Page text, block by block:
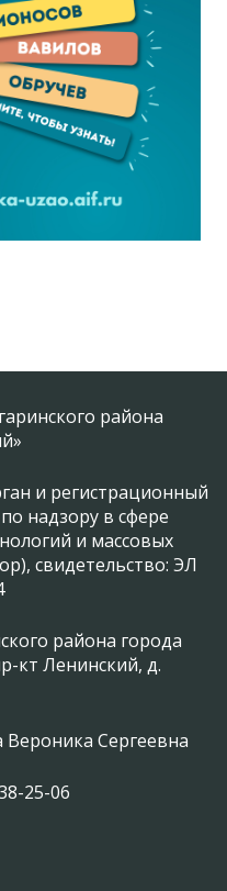
района
и регистрационный
надзору в сфере
и массовых
свидетельство: ЭЛ
района города
кт Ленинский, д.
Сергеевна
25-06